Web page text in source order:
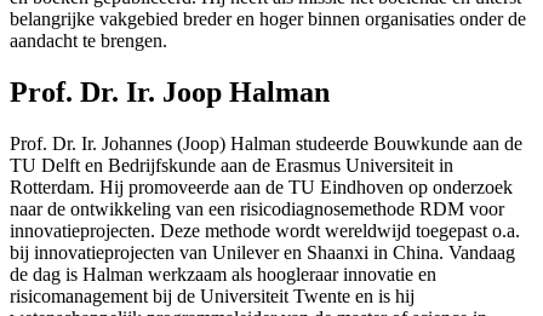
belangrijke vakgebied breder en hoger binnen organisaties onder de
aandacht te brengen.
Prof. Dr. Ir. Joop Halman
Prof. Dr. Ir. Johannes (Joop) Halman studeerde Bouwkunde aan de
TU Delft en Bedrijfskunde aan de Erasmus Universiteit in
Rotterdam. Hij promoveerde aan de TU Eindhoven op onderzoek
naar de ontwikkeling van een risicodiagnosemethode RDM voor
innovatieprojecten. Deze methode wordt wereldwijd toegepast o.a.
bij innovatieprojecten van Unilever en Shaanxi in China. Vandaag
de dag is Halman werkzaam als hoogleraar innovatie en
risicomanagement bij de Universiteit Twente en is hij